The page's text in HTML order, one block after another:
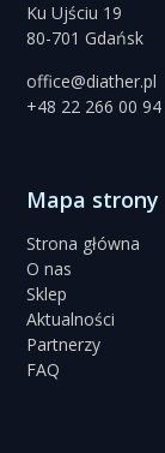
Ku Ujściu 19
80-701 Gdańsk
office@diather.pl
+48 22 266 00 94
Mapa strony
Strona główna
O nas
Sklep
Aktualności
Partnerzy
FAQ